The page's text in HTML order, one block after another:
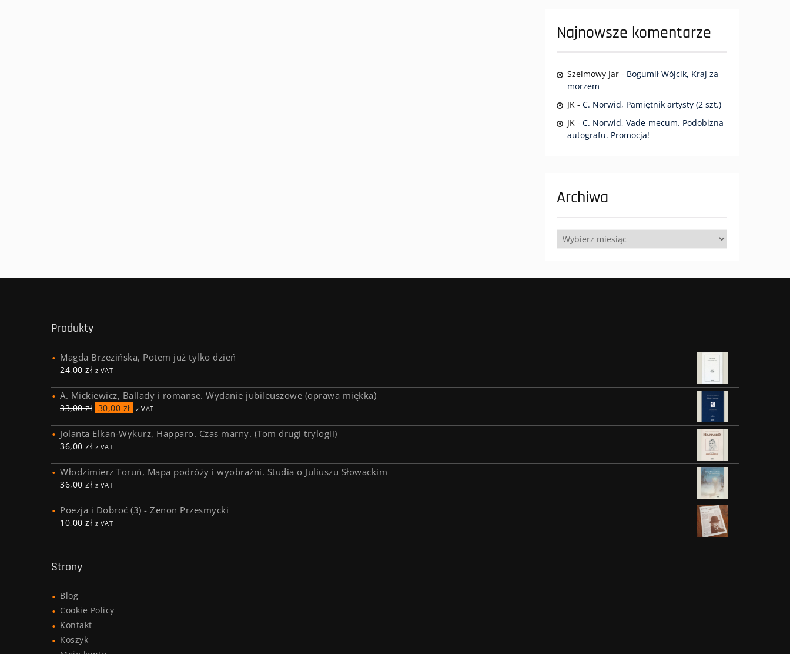
Najnowsze komentarze
Szelmowy Jar - Bogumił Wójcik, Kraj za
morzem
JK - C. Norwid, Pamiętnik artysty (2 szt.)
JK - C. Norwid, Vade-mecum. Podobizna
autografu. Promocja!
Archiwa
Archiwa
Produkty
Magda Brzezińska, Potem już tylko dzień
24,00 zł z VAT
A. Mickiewicz, Ballady i romanse. Wydanie jubileuszowe (oprawa miękka)
33,00zł 30,00 zł z VAT
Jolanta Elkan-Wykurz, Happaro. Czas marny. (Tom drugi trylogii)
36,00 zł z VAT
Włodzimierz Toruń, Mapa podróży i wyobraźni. Studia o Juliuszu Słowackim
36,00 zł z VAT
Poezja i Dobroć (3) - Zenon Przesmycki
10,00 zł z VAT
Strony
Blog
Cookie Policy
Kontakt
Koszyk